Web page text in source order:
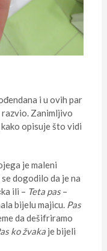
i u ovih par
Zanimljivo
opisuje što vidi
je maleni
dogodilo da je na
ili – Teta pas–
bijelu majicu. Pas
da dešifriramo
ko žvakaje bijeli